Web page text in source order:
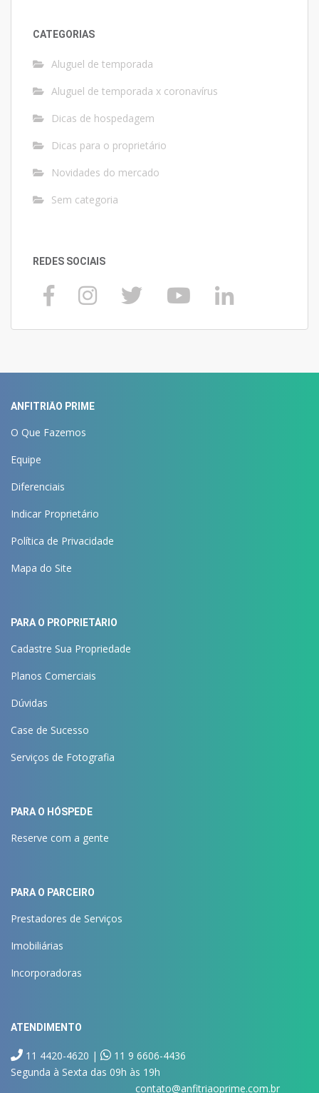
CATEGORIAS
Aluguel de temporada
Aluguel de temporada x coronavírus
Dicas de hospedagem
Dicas para o proprietário
Novidades do mercado
Sem categoria
REDES SOCIAIS
ANFITRIÃO PRIME
O Que Fazemos
Equipe
Diferenciais
Indicar Proprietário
Política de Privacidade
Mapa do Site
PARA O PROPRIETÁRIO
Cadastre Sua Propriedade
Planos Comerciais
Dúvidas
Case de Sucesso
Serviços de Fotografia
PARA O HÓSPEDE
Reserve com a gente
PARA O PARCEIRO
Prestadores de Serviços
Imobiliárias
Incorporadoras
ATENDIMENTO
11 4420-4620 |
11 9 6606-4436
Segunda à Sexta das 09h às 19h
contato@anfitriaoprime.com.br